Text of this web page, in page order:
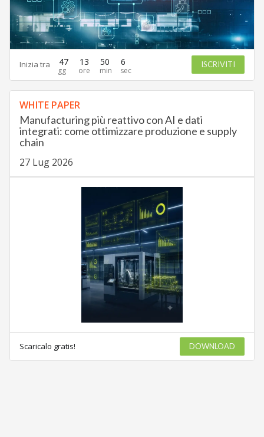
Inizia tra 47 13 50 5 ISCRIVITI
WHITE PAPER
Manufacturing più reattivo con AI e dati
integrati: come ottimizzare produzione e supply
chain
27 Lug 2026
Scaricalo gratis! DOWNLOAD